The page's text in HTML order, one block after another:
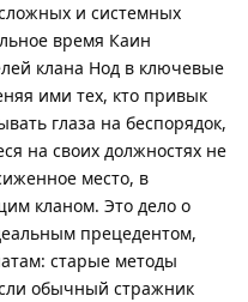
и системных
время Каин
клана Нод в ключевые
ими тех, кто привык
глаза на беспорядок,
на своих должностях не
место, в
кланом. Это дело о
прецедентом,
старые методы
обычный стражник